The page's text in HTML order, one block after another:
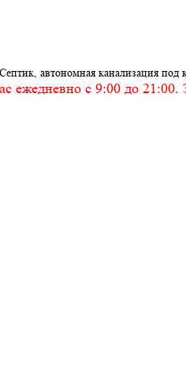
автономная канализация
ежедневно c 9:00 до 21:00.